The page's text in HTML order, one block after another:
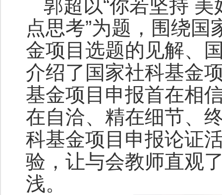
郭超以“你若坚持
点思考”为题，围绕
金项目选题的见解、
介绍了国家社科基金
基金项目申报首在相
在自洽、精在细节、
科基金项目申报论证
验，让与会教师直观
浅。